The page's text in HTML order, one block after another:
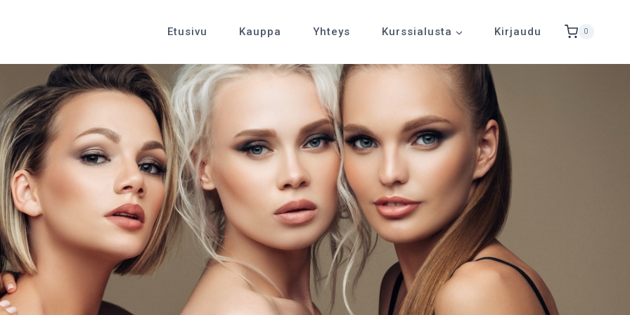
Etusivu Kauppa Yhteys Kurssialusta Kirjaudu 0